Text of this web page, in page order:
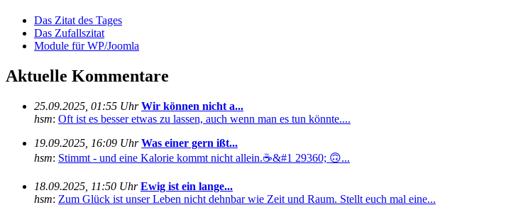
Das Zitat des Tages
Das Zufallszitat
Module für WP/Joomla
Aktuelle Kommentare
25.09.2025, 01:55 Uhr Wir können nicht a...
hsm: Oft ist es besser etwas zu lassen, auch wenn man es tun könnte....
19.09.2025, 16:09 Uhr Was einer gern ißt...
hsm: Stimmt - und eine Kalorie kommt nicht allein.☕&#1 29360; 🙃...
18.09.2025, 11:50 Uhr Ewig ist ein lange...
hsm: Zum Glück ist unser Leben nicht dehnbar wie Zeit und Raum. Stellt euch mal eine...